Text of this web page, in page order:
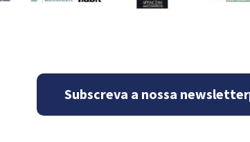
Subscreva a nossa newsletter